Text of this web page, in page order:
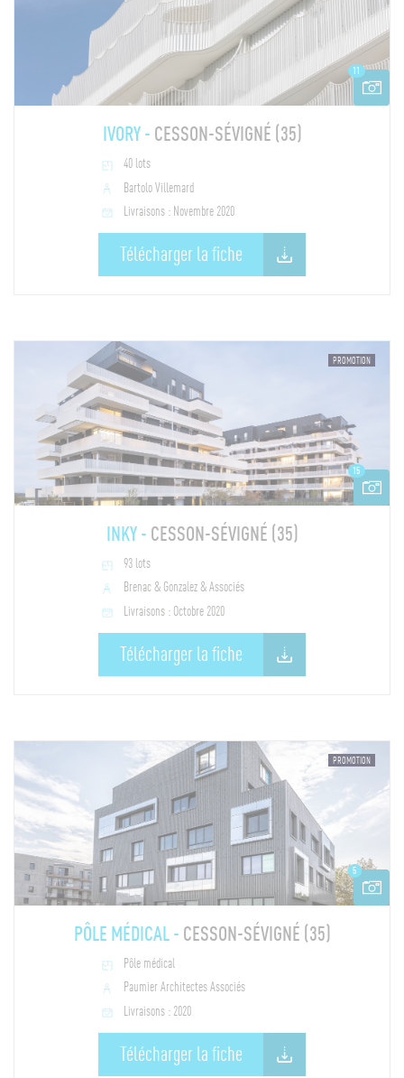
11
IVORY - CESSON-SÉVIGNÉ (35)
40 lots
Bartolo Villemard
Livraisons : Novembre 2020
Télécharger la fiche
PROMOTION
15
INKY - CESSON-SÉVIGNÉ (35)
93 lots
Brenac & Gonzalez & Associés
Livraisons : Octobre 2020
Télécharger la fiche
PROMOTION
5
PÔLE MÉDICAL - CESSON-SÉVIGNÉ (35)
Pôle médical
Paumier Architectes Associés
Livraisons : 2020
Télécharger la fiche